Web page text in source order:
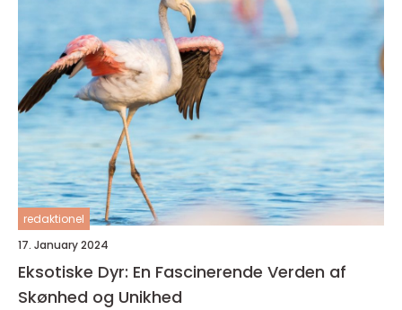
redaktionel
17. January 2024
Eksotiske Dyr: En Fascinerende Verden af
Skønhed og Unikhed